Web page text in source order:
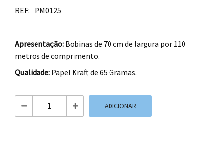
REF: PM0125
Apresentação: Bobinas de 70 cm de largura por 110
metros de comprimento.
Qualidade: Papel Kraft de 65 Gramas.
Quantidade de Papel de embrulho PM0125
ADICIONAR